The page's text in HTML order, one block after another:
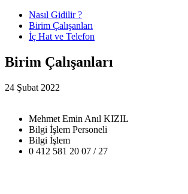
Nasıl Gidilir ?
Birim Çalışanları
İç Hat ve Telefon
Birim Çalışanları
24 Şubat 2022
Mehmet Emin Anıl KIZIL
Bilgi İşlem Personeli
Bilgi İşlem
0 412 581 20 07 / 27